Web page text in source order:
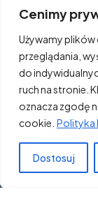
Cenimy
Używamy
przeglądania,
do
ruch na stronie.
oznacza zgodę
cookie. Polityka
Dostosuj
Rekrutacja i
Strefa
Oferty pracy
Aktualności